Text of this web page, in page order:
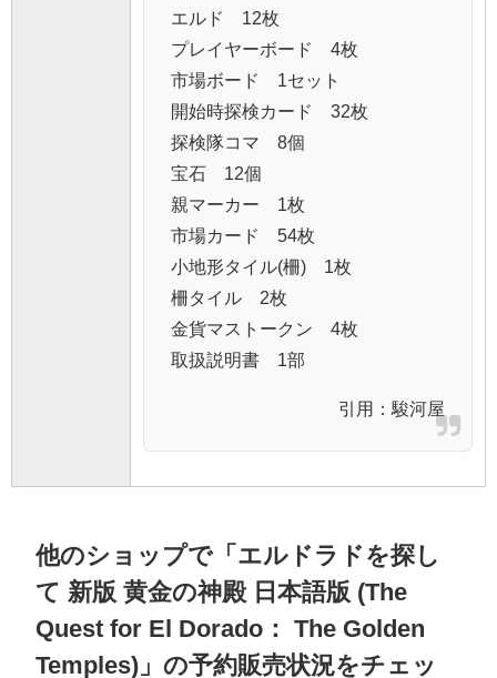
エルド 12枚
プレイヤーボード 4枚
市場ボード 1セット
開始時探検カード 32枚
探検隊コマ 8個
宝石 12個
親マーカー 1枚
市場カード 54枚
小地形タイル(柵) 1枚
柵タイル 2枚
金貨マストークン 4枚
取扱説明書 1部
引用： 駿河屋
他のショップで「エルドラドを探し
て 新版 黄金の神殿 日本語版 (The
Quest for El Dorado： The Golden
Temples)」の予約販売状況をチェッ